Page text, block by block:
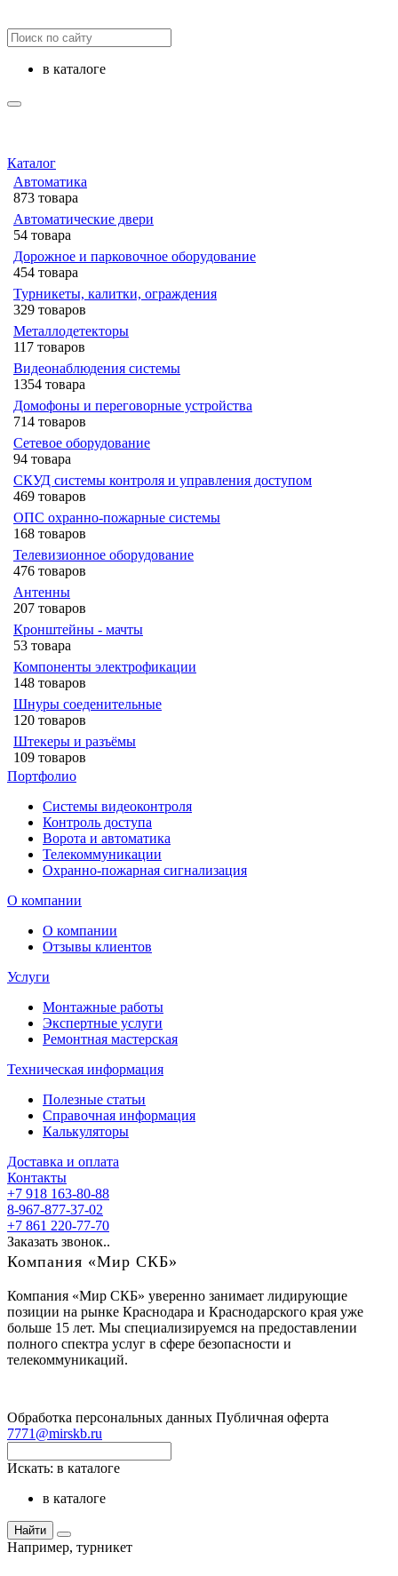
в каталоге
Каталог
Автоматика
873 товара
Автоматические двери
54 товара
Дорожное и парковочное оборудование
454 товара
Турникеты, калитки, ограждения
329 товаров
Металлодетекторы
117 товаров
Видеонаблюдения cистемы
1354 товара
Домофоны и переговорные устройства
714 товаров
Сетевое оборудование
94 товара
СКУД системы контроля и управления доступом
469 товаров
ОПС охранно-пожарные системы
168 товаров
Телевизионное оборудование
476 товаров
Антенны
207 товаров
Кронштейны - мачты
53 товара
Компоненты электрофикации
148 товаров
Шнуры соеденительные
120 товаров
Штекеры и разъёмы
109 товаров
Портфолио
Системы видеоконтроля
Контроль доступа
Ворота и автоматика
Телекоммуникации
Охранно-пожарная сигнализация
О компании
О компании
Отзывы клиентов
Услуги
Монтажные работы
Экспертные услуги
Ремонтная мастерская
Техническая информация
Полезные статьи
Справочная информация
Калькуляторы
Доставка и оплата
Контакты
+7 918 163-80-88
8-967-877-37-02
+7 861 220-77-70
Заказать звонок..
Компания «Мир СКБ»
Компания «Мир СКБ» уверенно занимает лидирующие
позиции на рынке Краснодара и Краснодарского края уже
больше 15 лет. Мы специализируемся на предоставлении
полного спектра услуг в сфере безопасности и
телекоммуникаций.
Обработка персональных данных Публичная оферта
7771@mirskb.ru
Искать: в каталоге
в каталоге
Найти
Например, турникет